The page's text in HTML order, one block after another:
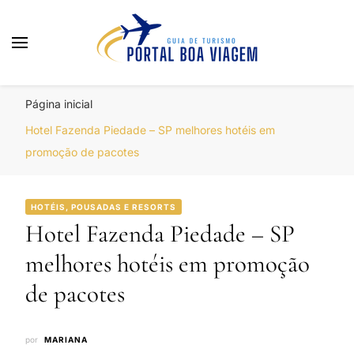
Página inicial
Hotel Fazenda Piedade – SP melhores hotéis em
promoção de pacotes
HOTÉIS, POUSADAS E RESORTS
Hotel Fazenda Piedade – SP
melhores hotéis em promoção
de pacotes
por MARIANA